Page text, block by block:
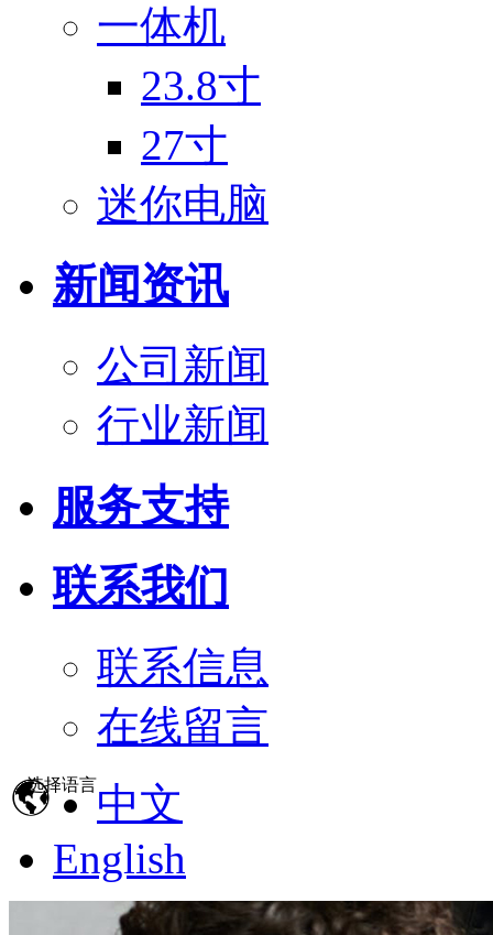
一体机
23.8寸
27寸
迷你电脑
新闻资讯
公司新闻
行业新闻
服务支持
联系我们
联系信息
在线留言
选择语言中文
English